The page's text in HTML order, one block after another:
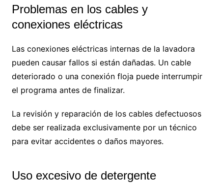
Problemas en los cables y
conexiones eléctricas
Las conexiones eléctricas internas de la lavadora
pueden causar fallos si están dañadas. Un cable
deteriorado o una conexión floja puede interrumpir
el programa antes de finalizar.
La revisión y reparación de los cables defectuosos
debe ser realizada exclusivamente por un técnico
para evitar accidentes o daños mayores.
Uso excesivo de detergente